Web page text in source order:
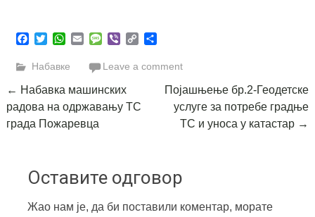
Facebook
TwitterWhatsApp
EmailMessage
ViberCopy
Набавке Leave a comment
Post
navigation
← Набавка машинских
радова на одржавању ТС
града Пожаревца
Појашњење бр.2-Геодетске
услуге за потребе градње
ТС и уноса у катастар →
Оставите одговор
Жао нам је, да би поставили коментар, морате